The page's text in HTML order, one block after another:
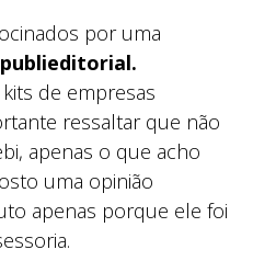
por uma
de empresas
ressaltar que não
apenas o que acho
uma opinião
apenas porque ele foi